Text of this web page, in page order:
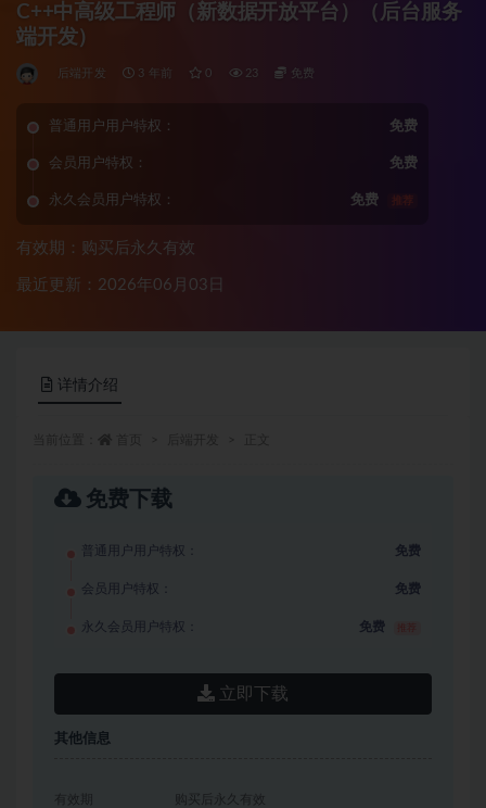
C++中高级工程师（新数据开放平台）（后台服务
端开发）
后端开发 3 年前 0 23 免费
普通用户用户特权： 免费
会员用户特权： 免费
永久会员用户特权： 免费 推荐
有效期：购买后永久有效
最近更新：2026年06月03日
详情介绍
免费下载
普通用户用户特权： 免费
会员用户特权： 免费
永久会员用户特权： 免费
立即下载
其他信息
有效期 购买后永久有效